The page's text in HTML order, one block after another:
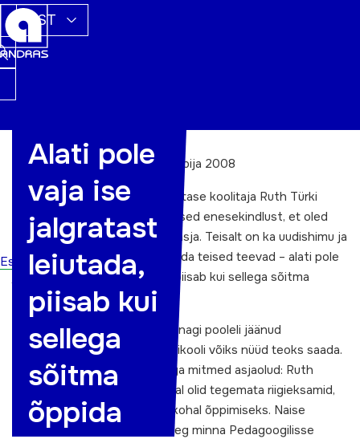
EST
Esileht
Alati pole
vaja ise
jalgratast
leiutada,
piisab kui
sellega
sõitma
õppida
Ruth Türk ,Järvamaa aasta õppija 2008
Järvamaa aasta õppija, 45-aastase koolitaja Ruth Türki
sõnul annavad täiendus-kursused enesekindlust, et oled
õigel teel ja teinud seni õiget asja. Teisalt on ka uudishimu ja
soov teada saada, kuidas ja mida teised teevad – alati pole
ju vaja ise jalgratast leiutada, piisab kui sellega sõitma
õppida.
Ühel hetkel tundis Ruth, et kunagi pooleli jäänud
sisseastumine Pedagoogikaülikooli võiks nüüd teoks saada.
Valikuvõimalusi kitsendasid aga mitmed asjaolud: Ruth
soovis õppida kaugõppes ja tal olid tegemata riigieksamid,
samuti puudus raha tasulisel kohal õppimiseks. Naise
kurtmise peale soovitas kolleeg minna Pedagoogilisse